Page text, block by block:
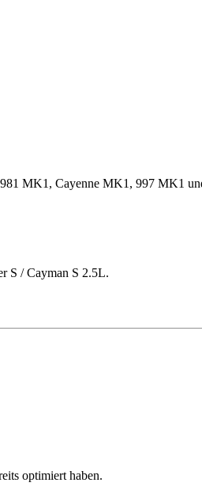
MK1, Cayenne MK1, 997 MK1
S / Cayman S 2.5L.
optimiert haben.